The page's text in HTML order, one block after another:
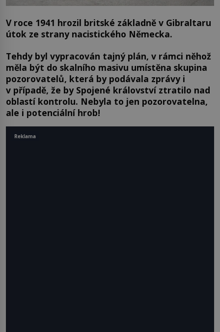
V roce 1941 hrozil britské základně v Gibraltaru
útok ze strany nacistického Německa.
Tehdy byl vypracován tajný plán, v rámci něhož
měla být do skalního masivu umístěna skupina
pozorovatelů, která by podávala zprávy i
v případě, že by Spojené království ztratilo nad
oblastí kontrolu. Nebyla to jen pozorovatelna,
ale i potenciální hrob!
Reklama